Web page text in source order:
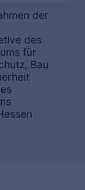
der
des
für
Bau